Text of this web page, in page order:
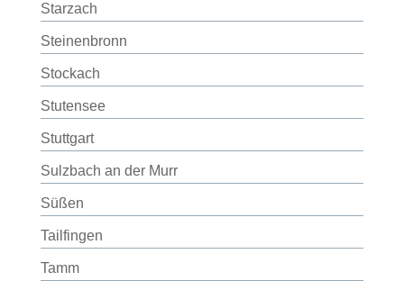
Starzach
Steinenbronn
Stockach
Stutensee
Stuttgart
Sulzbach an der Murr
Süßen
Tailfingen
Tamm